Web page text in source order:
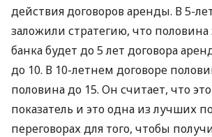
действия договоров аренды. В 5-
заложили стратегию, что половина
банка будет до 5 лет договора
до 10. В 10-летнем договоре
половина до 15. Он считает, что
показатель и это одна из лучших
переговорах для того, чтобы